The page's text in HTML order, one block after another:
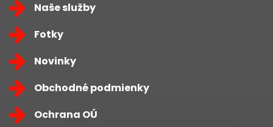
Naše služby
Fotky
Novinky
Obchodné podmienky
Ochrana OÚ